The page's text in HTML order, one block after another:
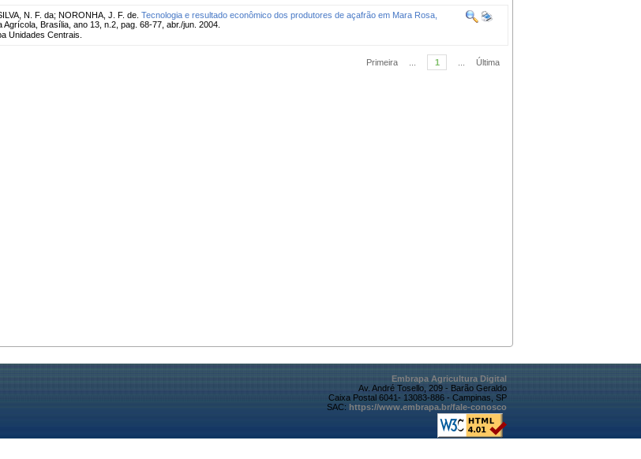
N. F. da; NORONHA, J. F. de. Tecnologia e resultado econômico dos produtores de açafrão em Mara Rosa,
Agrícola, Brasília, ano 13, n.2, pag. 68-77, abr./jun. 2004.
Unidades Centrais.
Primeira 1 Última
Embrapa Agricultura Digital
Av. André Tosello, 209 - Barão Geraldo
Caixa Postal 6041- 13083-886 - Campinas, SP
SAC: https://www.embrapa.br/fale-conosco